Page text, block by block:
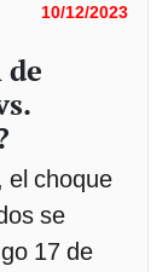
10/12/2023
el choque
se
17 de